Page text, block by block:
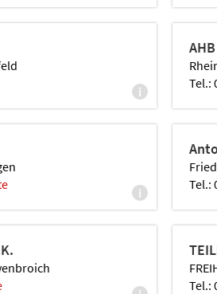
i
Tel.:
i
Tel.:
Tel.: